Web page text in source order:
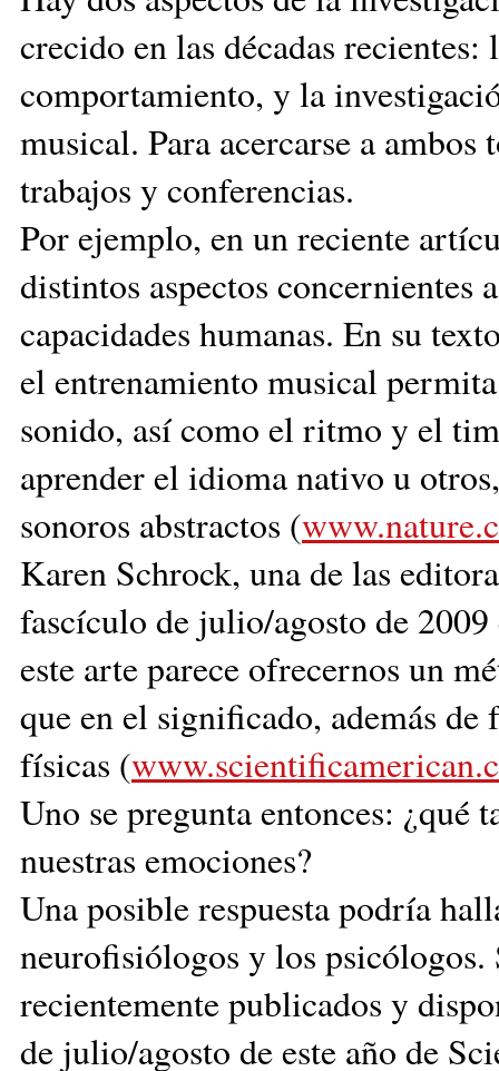
crecido en las décadas
comportamiento, y la
musical. Para acercarse a
trabajos y conferencias.
Por ejemplo, en un reciente
distintos aspectos concernientes
capacidades humanas. En su
el entrenamiento musical
sonido, así como el ritmo y el
aprender el idioma nativo u
sonoros abstractos (
Karen Schrock, una de las
fascículo de julio/agosto de
este arte parece ofrecernos un
que en el significado, además
físicas (
Uno se pregunta entonces: ¿qué
nuestras emociones?
Una posible respuesta podría
neurofisiólogos y los
recientemente publicados y
de julio/agosto de este año de